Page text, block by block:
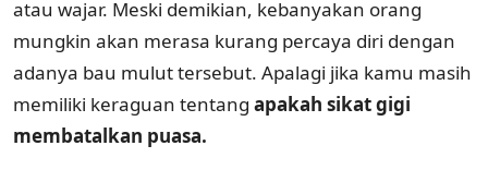
atau wajar. Meski demikian, kebanyakan orang
mungkin akan merasa kurang percaya diri dengan
adanya bau mulut tersebut. Apalagi jika kamu masih
memiliki keraguan tentang apakah sikat gigi
membatalkan puasa.